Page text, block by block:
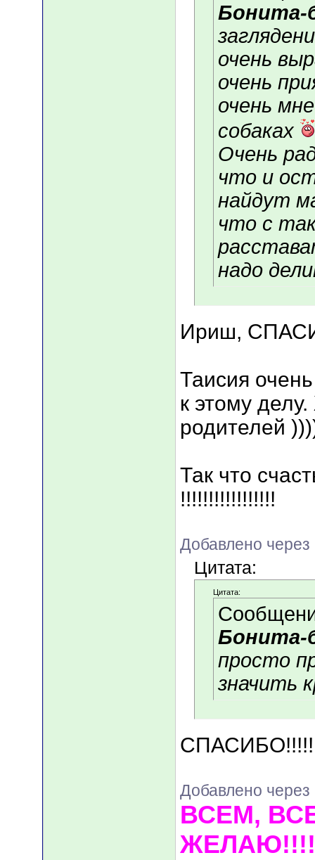
Бонита-
очень
очень
очень
собаках
Очень
что и
найдут
что с
надо
Ириш,
Таисия
к этому
родителей
Так что
!!!!!!!!!!!!!!!!!
Добавлено через
Цитата:
Цитата:
Бонита-
просто
значить
Добавлено
ВСЕМ,